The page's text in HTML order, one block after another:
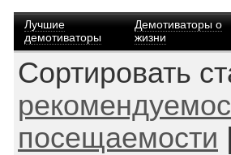
Лучшие
демотиваторы
Демотиваторы о
жизни
Сортировать
посещаемости